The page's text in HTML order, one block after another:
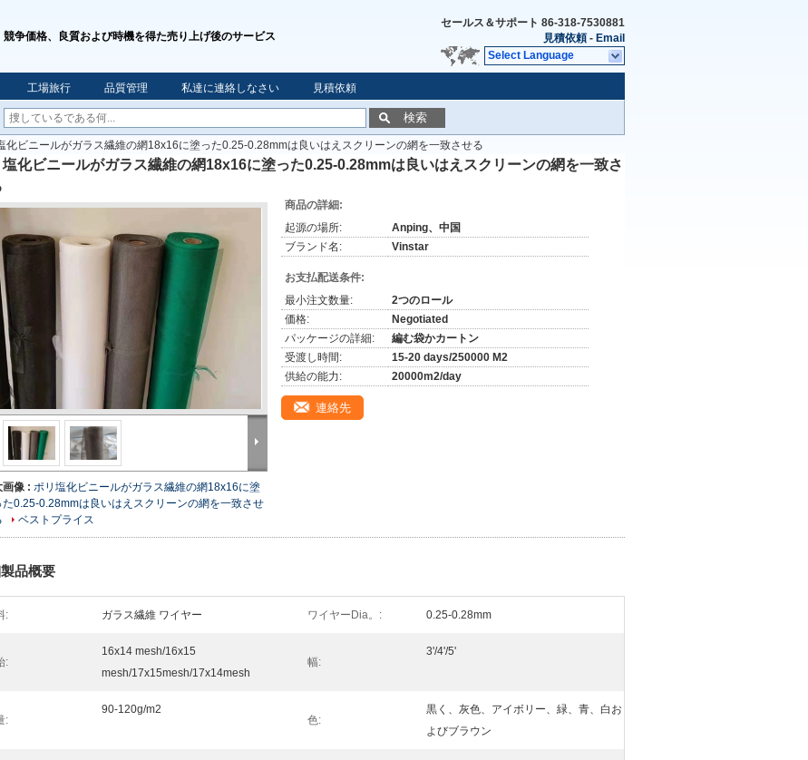
競争価格、良質および時機を得た売り上げ後のサービス
セールス＆サポート 86-318-7530881
見積依頼 - Email
Select Language
工場旅行 品質管理 私達に連絡しなさい 見積依頼
検索
化ビニールがガラス繊維の網18x16に塗った0.25-0.28mmは良いはえスクリーンの網を一致させる
化ビニールがガラス繊維の網18x16に塗った0.25-0.28mmは良いはえスクリーンの網を一致さ
画像 : ポリ塩化ビニールがガラス繊維の網18x16に塗
た0.25-0.28mmは良いはえスクリーンの網を一致させ
ベストプライス
商品の詳細:
起源の場所:
Anping、中国
ブランド名:
Vinstar
お支払配送条件:
最小注文数量:
2つのロール
価格:
Negotiated
パッケージの詳細:
編む袋かカートン
受渡し時間:
15-20 days/250000 M2
供給の能力:
20000m2/day
連絡先
品概要
: ガラス繊維 ワイヤー ワイヤーDia。: 0.25-0.28mm
:
16x14 mesh/16x15
mesh/17x15mesh/17x14mesh
幅:
3'/4'/5'
:
90-120g/m2
色:
黒く、灰色、アイボリー、緑、青、白お
よびブラウン